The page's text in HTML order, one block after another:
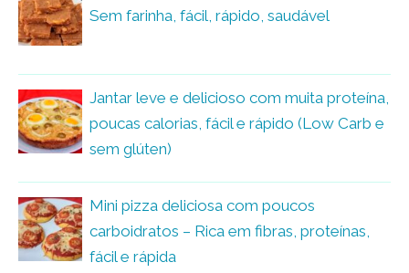
Sem farinha, fácil, rápido, saudável
Jantar leve e delicioso com muita proteína,
poucas calorias, fácil e rápido (Low Carb e
sem glúten)
Mini pizza deliciosa com poucos
carboidratos – Rica em fibras, proteínas,
fácil e rápida